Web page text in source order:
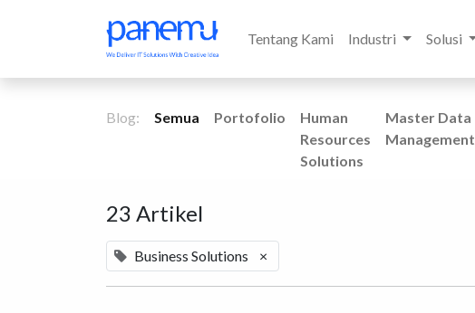
Tentang Kami Industri Solusi
Blog: Semua Portofolio
Human
Resources
Solutions
Master Data
Management
23 Artikel
Business Solutions ×